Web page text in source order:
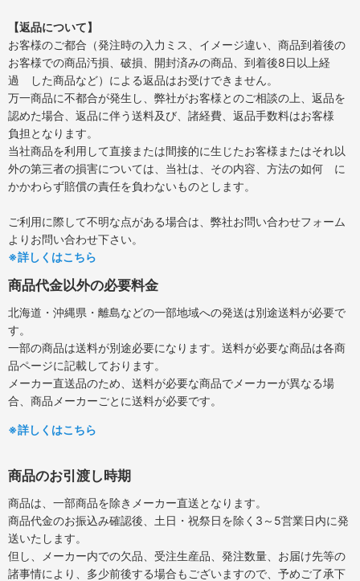
【返品について】
お客様のご都合（発注時の入力ミス、イメージ違い、商品到着後の
お客様での商品汚損、破損、開封済みの商品、到着後8日以上経
過 した商品など）による返品はお受けできません。
万一商品に不都合が発生し、弊社がお客様とのご相談の上、返品を
認めた場合、返品に伴う送料及び、諸経費、返品手数料はお客様
負担となります。
当社商品を利用して直接または間接的に生じたお客様またはそれ以
外の第三者の損害については、当社は、その内容、方法の如何 に
かかわらず賠償の責任を負わないものとします。
ご利用に際して不明な点がある場合は、弊社お問い合わせフォーム
よりお問い合わせ下さい。
※詳しくはこちら
商品代金以外の必要料金
北海道・沖縄県・離島などの一部地域への発送は別途送料が必要で
す。
一部の商品は送料が別途必要になります。送料が必要な商品は各商
品ページに記載しております。
メーカー直送品のため、送料が必要な商品でメーカーが異なる場
合、商品メーカーごとに送料が必要です。
※詳しくはこちら
商品のお引渡し時期
商品は、一部商品を除きメーカー直送となります。
商品代金のお振込み確認後、土日・祝祭日を除く3～5営業日内に発
送いたします。
但し、メーカー内での欠品、受注生産品、発注数量、お届け先等の
諸事情により、多少前後する場合もございますので、予めご了承下